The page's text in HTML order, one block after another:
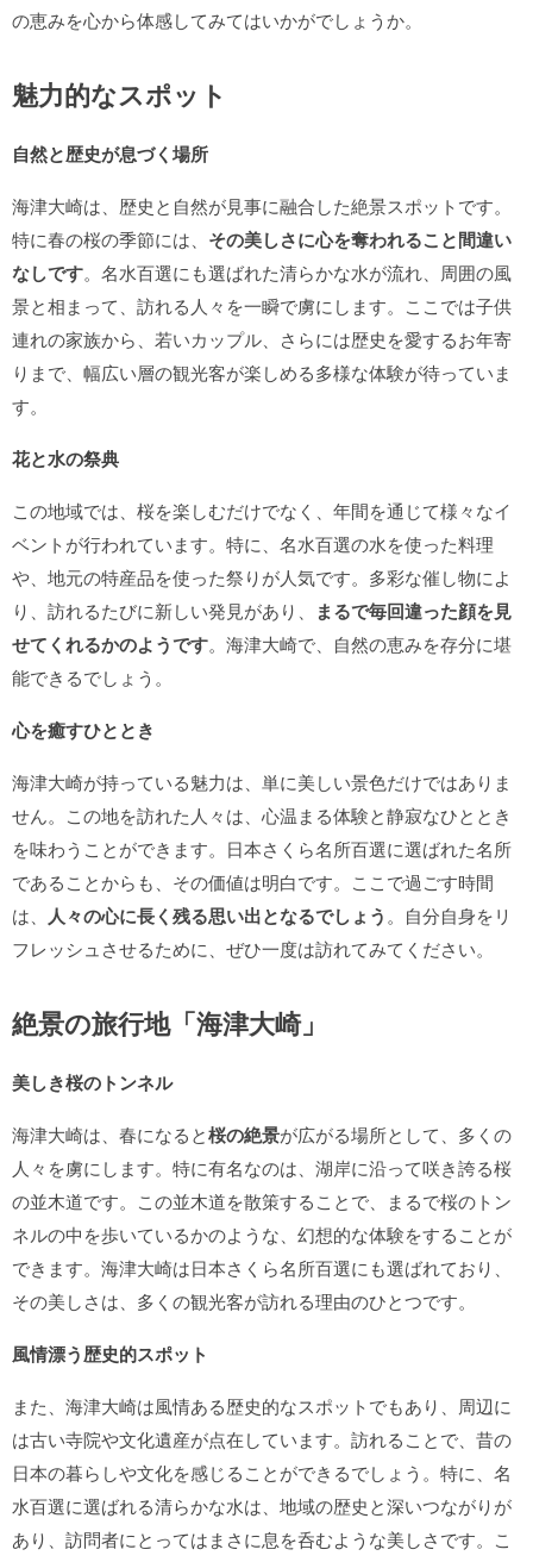
の恵みを心から体感してみてはいかがでしょうか。
魅力的なスポット
自然と歴史が息づく場所
海津大崎は、歴史と自然が見事に融合した絶景スポットです。
特に春の桜の季節には、 その美しさに心を奪われること間違い
なしです。名水百選にも選ばれた清らかな水が流れ、周囲の風
景と相まって、訪れる人々を一瞬で虜にします。ここでは子供
連れの家族から、若いカップル、さらには歴史を愛するお年寄
りまで、幅広い層の観光客が楽しめる多様な体験が待っていま
す。
花と水の祭典
この地域では、桜を楽しむだけでなく、年間を通じて様々なイ
ベントが行われています。特に、名水百選の水を使った料理
や、地元の特産品を使った祭りが人気です。多彩な催し物によ
り、訪れるたびに新しい発見があり、
まるで毎回違った顔を見
せてくれるかのようです。海津大崎で、自然の恵みを存分に堪
能できるでしょう。
心を癒すひととき
海津大崎が持っている魅力は、単に美しい景色だけではありま
せん。この地を訪れた人々は、心温まる体験と静寂なひととき
を味わうことができます。日本さくら名所百選に選ばれた名所
であることからも、その価値は明白です。ここで過ごす時間
は、 人々の心に長く残る思い出となるでしょう 。自分自身をリ
フレッシュさせるために、ぜひ一度は訪れてみてください。
絶景の旅行地「海津大崎」
美しき桜のトンネル
海津大崎は、春になると桜の絶景が広がる場所として、多くの
人々を虜にします。特に有名なのは、湖岸に沿って咲き誇る桜
の並木道です。この並木道を散策することで、まるで桜のトン
ネルの中を歩いているかのような、幻想的な体験をすることが
できます。海津大崎は日本さくら名所百選にも選ばれており、
その美しさは、多くの観光客が訪れる理由のひとつです。
風情漂う歴史的スポット
また、海津大崎は風情ある歴史的なスポットでもあり、周辺に
は古い寺院や文化遺産が点在しています。訪れることで、昔の
日本の暮らしや文化を感じることができるでしょう。特に、名
水百選に選ばれる清らかな水は、地域の歴史と深いつながりが
あり、訪問者にとってはまさに息を呑むような美しさです。こ